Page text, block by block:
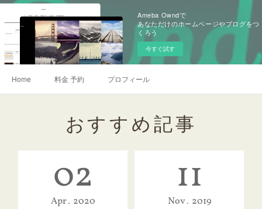
Ameba Owndで
あなただけのホームページやブログをつ
くろう
今すぐ試す
Home 料金 予約 プロフィール
おすすめ記事
02
Apr 2020
11
Nov 2019